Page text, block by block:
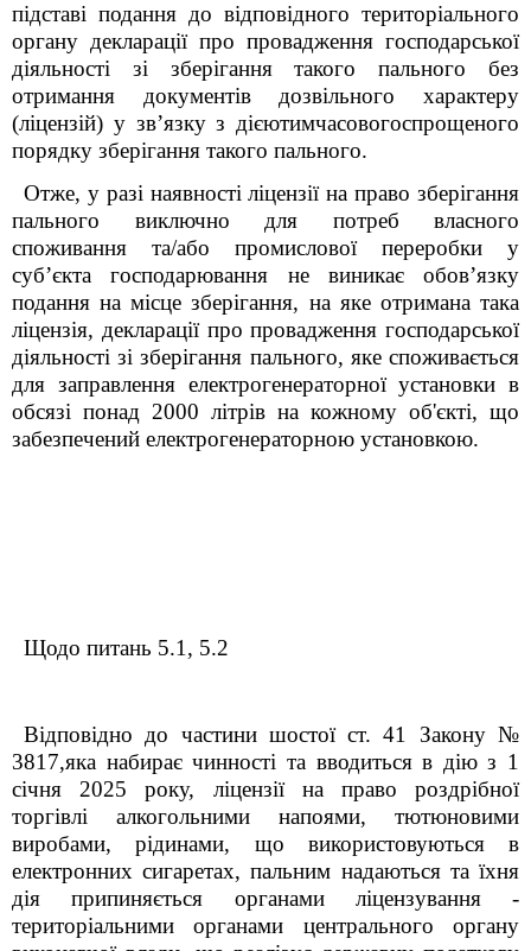
підставі подання до відповідного територіального
органу декларації про провадження господарської
діяльності зі зберігання такого пального без
отримання документів дозвільного характеру
(ліцензій) у зв’язку з дієютимчасовогоспрощеного
порядку зберігання такого пального.
Отже, у разі наявності ліцензії на право зберігання
пального виключно для потреб власного
споживання та/або промислової переробки у
суб’єкта господарювання не виникає обов’язку
подання на місце зберігання, на яке отримана така
ліцензія, декларації про провадження господарської
діяльності зі зберігання пального, яке споживається
для заправлення електрогенераторної установки в
обсязі понад 2000 літрів на кожному об'єкті, що
забезпечений електрогенераторною установкою.
Щодо питань 5.1, 5.2
Відповідно до частини шостої ст. 41 Закону №
3817,яка набирає чинності та вводиться в дію з 1
січня 2025 року, ліцензії на право роздрібної
торгівлі алкогольними напоями, тютюновими
виробами, рідинами, що використовуються в
електронних сигаретах, пальним надаються та їхня
дія припиняється органами ліцензування -
територіальними органами центрального органу